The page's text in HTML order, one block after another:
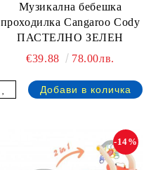
Музикална бебешка
проходилка Cangaroo Cody
ПАСТЕЛНО ЗЕЛЕН
€39.88
78.00лв.
-14%